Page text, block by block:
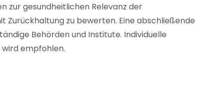
zur gesundheitlichen Relevanz der
zu bewerten. Eine abschließende
Behörden und Institute. Individuelle
empfohlen.